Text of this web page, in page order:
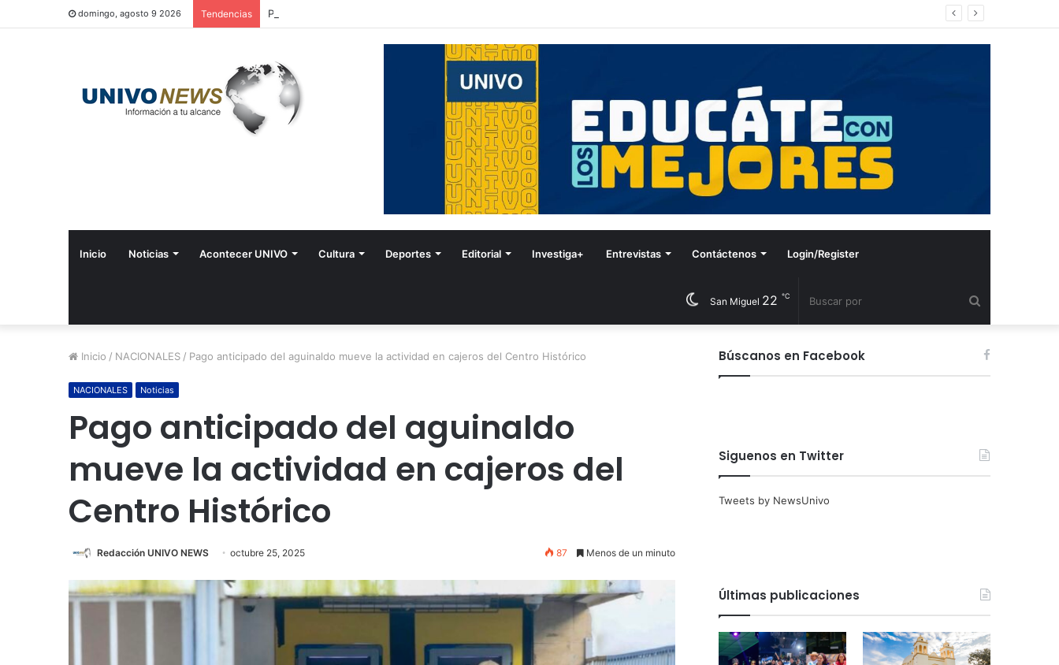
domingo, agosto 9 2026 Tendencias Perquín vivió su Festival de Invierno
Inicio Noticias Acontecer UNIVO Cultura Deportes Editorial Investiga+ Entrevistas Contáctenos Login/Register
por
San Miguel 22 ℃
Inicio / NACIONALES / Pago anticipado del aguinaldo mueve la actividad en cajeros del Centro Histórico
NACIONALES Noticias
Pago anticipado del aguinaldo
mueve la actividad en cajeros del
Centro Histórico
Redacción UNIVO NEWS octubre 25, 2025 87 Menos de un minuto
Búscanos en Facebook
Siguenos en Twitter
Tweets by NewsUnivo
Últimas publicaciones